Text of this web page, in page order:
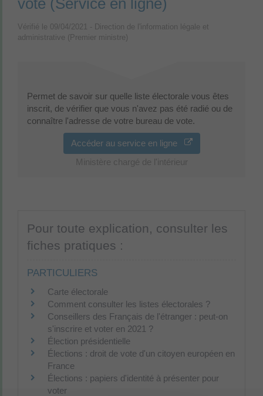
Vérifié le 09/04/2021 - Direction de l'information légale et
administrative (Premier ministre)
Permet de savoir sur quelle liste électorale vous êtes
inscrit, de vérifier que vous n'avez pas été radié ou de
connaître l'adresse de votre bureau de vote.
Accéder au service en ligne
Ministère chargé de l'intérieur
Pour toute explication, consulter les
fiches pratiques :
PARTICULIERS
Carte électorale
Comment consulter les listes électorales ?
Conseillers des Français de l'étranger : peut-on
s'inscrire et voter en 2021 ?
Élection présidentielle
Élections : droit de vote d'un citoyen européen en
France
Élections : papiers d'identité à présenter pour
voter